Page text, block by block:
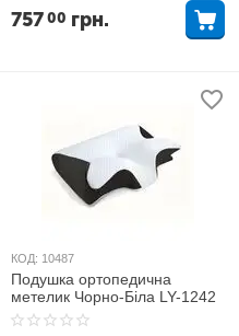
75700 грн.
КОД: 10487
Подушка ортопедична
метелик Чорно-Біла LY-1242